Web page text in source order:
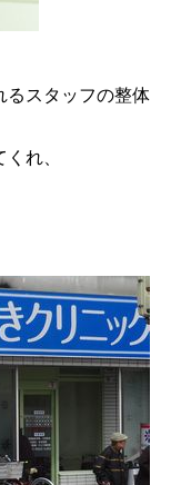
るスタッフの整体
れ、